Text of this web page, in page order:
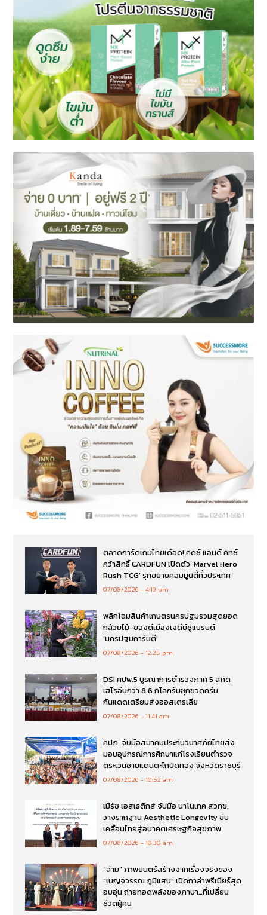
ตลาดการ์ดเกมไทยเดือด! คิดซ์ แอนด์ คิทซ์
คว้าสิทธิ์ CARDFUN เปิดตัว ‘Marvel Hero
Rush TCG’ รุกขยายคอมมูนิตี้ทั่วประเทศ
07/08/2026 4:19 pm
พลิกโฉมสินค้าเกษตรนครปฐมรวมสุดยอด
กล้วยไม้-ของดีเมืองเจดีย์ชูแบรนด์
‘นครปฐมการันตี’
07/08/2026 12:25 pm
DSI ศปพ.5 บูรณาการตำรวจภาค 5 สกัด
เฮโรอีนกว่า 8.6 กิโลกรัมซุกขวดครีม
กันแดดเตรียมส่งออสเตรเลีย
07/08/2026 11:41 am
คปภ. จับมือสมาคมประกันวินาศภัยไทยส่ง
มอบอุปกรณ์การศึกษาแก่โรงเรียนตำรวจ
ตระเวนชายแดนตะโกปิดทอง จังหวัดราชบุรี
07/08/2026 10:52 am
เมิร์ซ เอสเธติกส์ จับมือ นาโนเทค สวทช.
วางรากฐาน Aesthetic Longevity ขับ
เคลื่อนไทยสู่อนาคตเศรษฐกิจสุขภาพ
07/08/2026 10:30 am
“ล่าม” ภาพยนตร์สร้างจากเรื่องจริงของ
“เบญจวรรณ ภูมิแสน” เปิดกาล่าพรีเมียร์สุด
อบอุ่น ถ่ายทอดพลังของภาษา…ที่เปลี่ยน
ชีวิตผู้คน